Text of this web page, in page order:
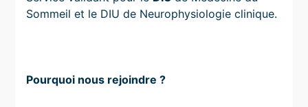
Sommeil et le DIU de Neurophysiologie clinique.
Pourquoi nous rejoindre ?